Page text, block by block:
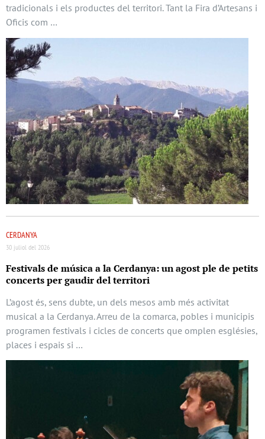
tradicionals i els productes del territori. Tant la Fira d’Artesans i
Oficis com …
CERDANYA
30 juliol del 2026
Festivals de música a la Cerdanya: un agost ple de petits
concerts per gaudir del territori
L’agost és, sens dubte, un dels mesos amb més activitat
musical a la Cerdanya. Arreu de la comarca, pobles i municipis
programen festivals i cicles de concerts que omplen esglésies,
places i espais si …